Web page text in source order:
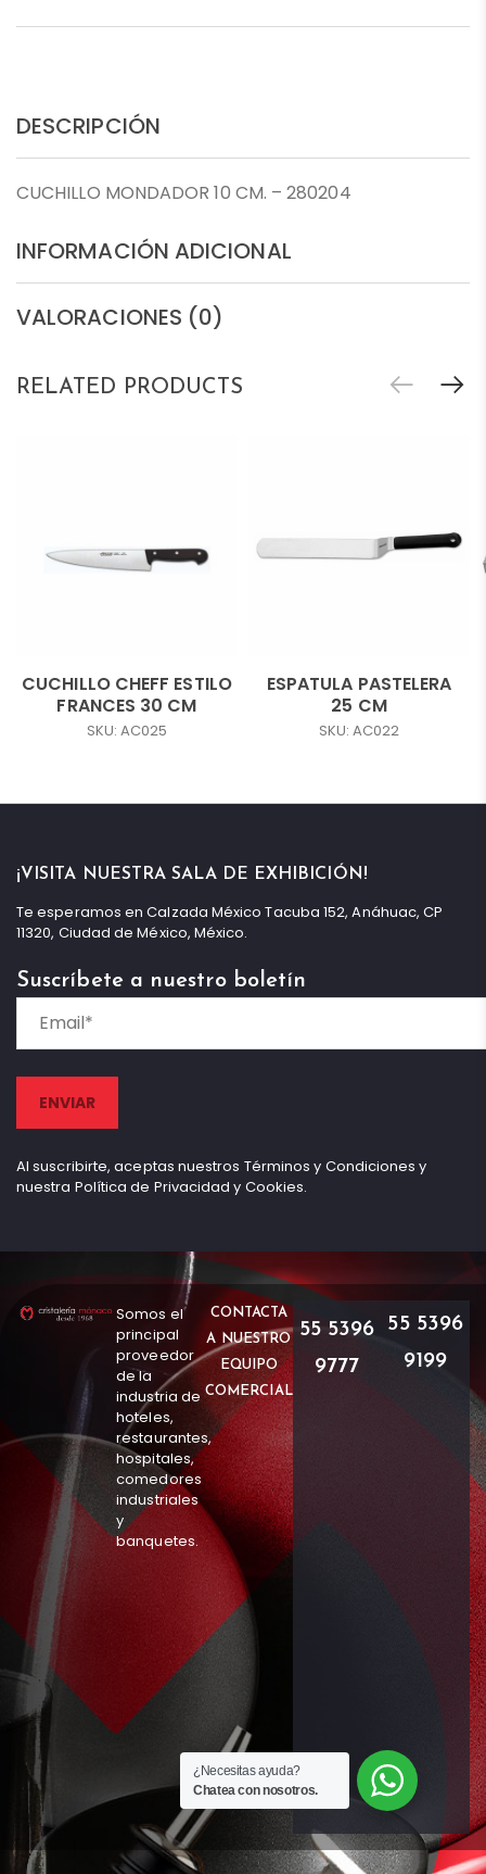
DESCRIPCIÓN
CUCHILLO MONDADOR 10 CM. – 280204
INFORMACIÓN ADICIONAL
VALORACIONES (0)
RELATED PRODUCTS
CUCHILLO CHEFF ESTILO
FRANCES 30 CM
SKU: AC025
ESPATULA PASTELERA
25 CM
SKU: AC022
¡VISITA NUESTRA SALA DE EXHIBICIÓN!
Te esperamos en Calzada México Tacuba 152, Anáhuac, CP
11320, Ciudad de México, México.
Suscríbete a nuestro boletín
Al suscribirte, aceptas nuestros Términos y Condiciones y
nuestra Política de Privacidad y Cookies.
Somos el
principal
proveedor
de la
industria de
hoteles,
restaurantes,
hospitales,
comedores
industriales
y
banquetes.
CONTACTA
A NUESTRO
EQUIPO
COMERCIAL
55 5396
9777
55 5396
9199
¿Necesitas ayuda?
Chatea con nosotros.